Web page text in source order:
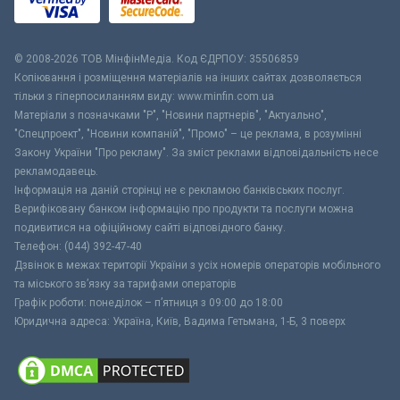
© 2008-2026 ТОВ МiнфiнМедiа. Код ЄДРПОУ: 35506859
Копіювання і розміщення матеріалів на інших сайтах дозволяється
тільки з гіперпосиланням виду: www.minfin.com.ua
Матеріали з позначками "Р", "Новини партнерів", "Актуально",
"Спецпроект", "Новини компаній", "Промо" – це реклама, в розумінні
Закону України "Про рекламу". За зміст реклами відповідальність несе
рекламодавець.
Інформація на даній сторінці не є рекламою банківських послуг.
Верифіковану банком інформацію про продукти та послуги можна
подивитися на офіційному сайті відповідного банку.
Телефон: (044) 392-47-40
Дзвінок в межах території України з усіх номерів операторів мобільного
та міського зв’язку за тарифами операторів
Графік роботи: понеділок – п’ятниця з 09:00 до 18:00
Юридична адреса: Україна, Київ, Вадима Гетьмана, 1-Б, 3 поверх